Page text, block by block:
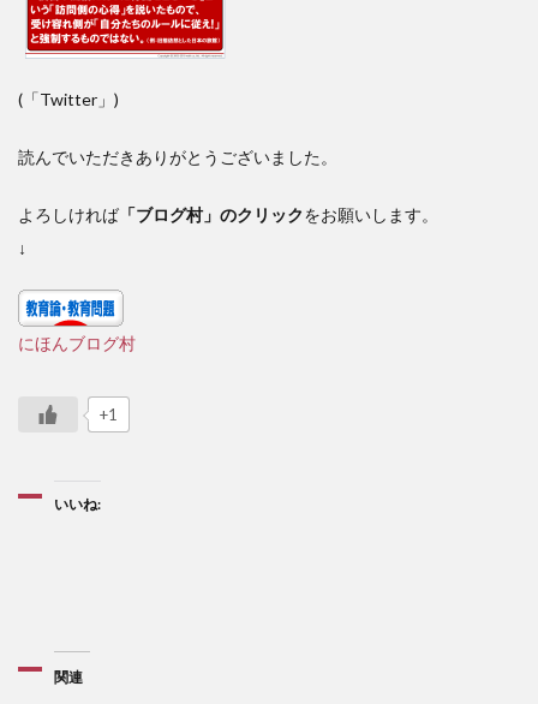
(「Twitter」)
読んでいただきありがとうございました。
よろしければ 「ブログ村」のクリックをお願いします。
↓
にほんブログ村
+1
いいね:
関連